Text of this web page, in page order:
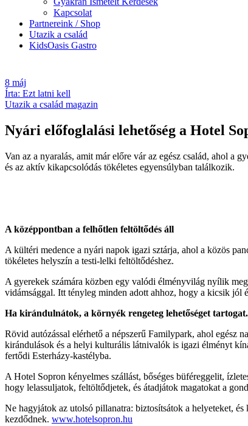
Kapcsolat
Partnereink / Shop
Utazik a család
KidsOasis Gastro
8 máj
Írta: Ezt latni kell
Utazik a család magazin
Nyári előfoglalási lehetőség a Hotel
Van az a nyaralás, amit már előre vár az egész család, ahol a
és az aktív kikapcsolódás tökéletes egyensúlyban találkozik.
A középpontban a felhőtlen feltöltődés áll
A kültéri medence a nyári napok igazi sztárja, ahol a közös
tökéletes helyszín a testi-lelki feltöltődéshez.
A gyerekek számára közben egy valódi élményvilág nyílik
vidámsággal. Itt tényleg minden adott ahhoz, hogy a kicsik jól
Ha kirándulnátok, a környék rengeteg lehetőséget tartogat.
Rövid autózással elérhető a népszerű Familypark, ahol egész
kirándulások és a helyi kulturális látnivalók is igazi élményt
fertődi Esterházy-kastélyba.
A Hotel Sopron kényelmes szállást, bőséges büféreggelit,
hogy lelassuljatok, feltöltődjetek, és átadjátok magatokat a
Ne hagyjátok az utolsó pillanatra: biztosítsátok a helyeteket,
kezdődnek. www.hotelsopron.hu